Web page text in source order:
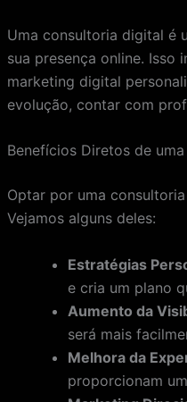
Uma consultoria digital é
sua presença online. Isso
marketing digital
evolução, contar com
Benefícios Diretos de
Optar por uma
Vejamos alguns deles:
Estratégias
e cria um plano
Aumento da
será mais
Melhora da
proporcionam